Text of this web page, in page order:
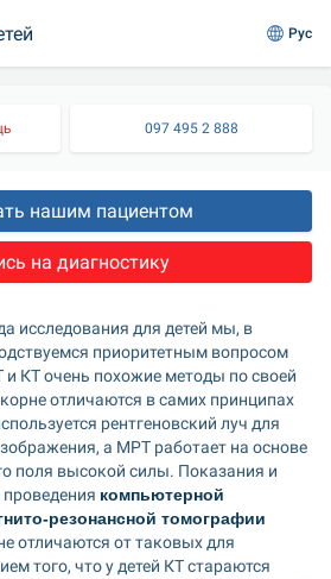
Рус
097 495 2 888
нашим пациентом
на диагностику
исследования для детей мы, в
приоритетным вопросом
КТ очень похожие методы по своей
отличаются в самих принципах
рентгеновский луч для
а МРТ работает на основе
поля высокой силы. Показания и
компьютерной
резонансной томографии
отличаются от таковых для
того, что у детей КТ стараются